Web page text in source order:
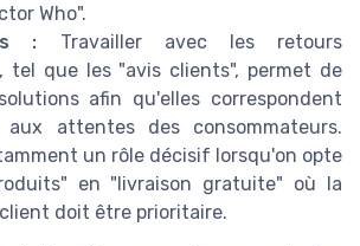
Who".
: Travailler avec les retours
tel que les "avis clients", permet de
afin qu'elles correspondent
aux attentes des consommateurs.
un rôle décisif lorsqu'on opte
en "livraison gratuite" où la
doit être prioritaire.